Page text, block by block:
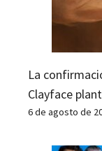
La
Clayface
6 de agosto de